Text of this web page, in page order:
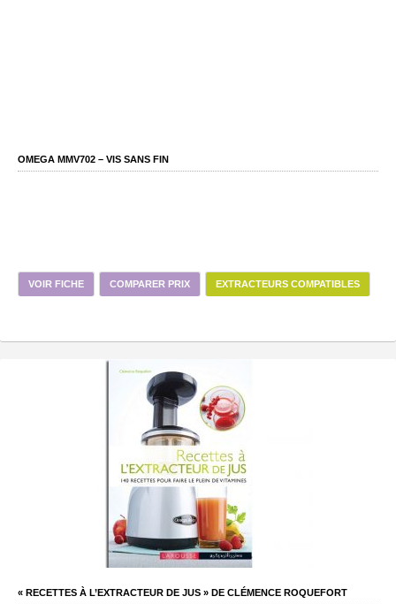
OMEGA MMV702 – VIS SANS FIN
VOIR FICHE COMPARER PRIX EXTRACTEURS COMPATIBLES
« RECETTES À L’EXTRACTEUR DE JUS » DE CLÉMENCE ROQUEFORT